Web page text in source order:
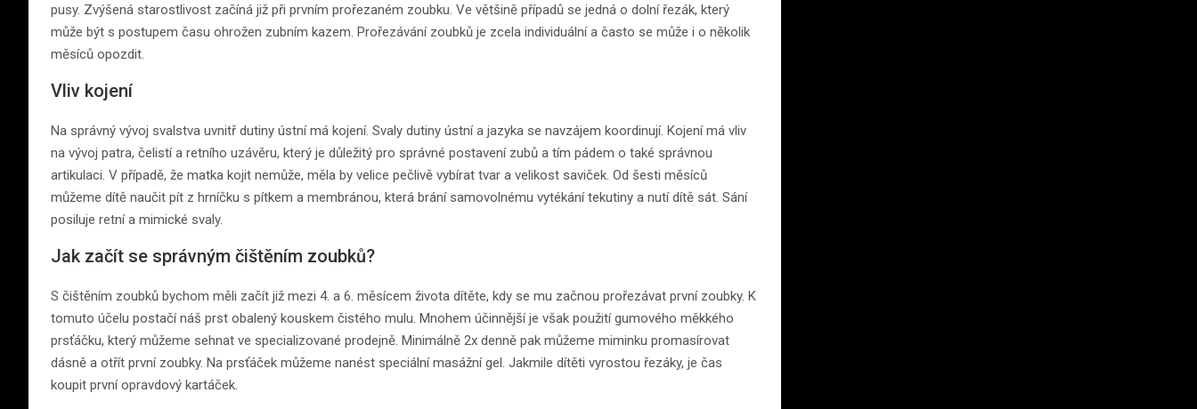
pusy. Zvýšená starostlivost začíná již při prvním prořezaném zoubku. Ve většině případů se jedná o dolní řezák, který
může být s postupem času ohrožen zubním kazem. Prořezávání zoubků je zcela individuální a často se může i o několik
měsíců opozdit.
Vliv kojení
Na správný vývoj svalstva uvnitř dutiny ústní má kojení. Svaly dutiny ústní a jazyka se navzájem koordinují. Kojení má vliv
na vývoj patra, čelistí a retního uzávěru, který je důležitý pro správné postavení zubů a tím pádem o také správnou
artikulaci. V případě, že matka kojit nemůže, měla by velice pečlivě vybírat tvar a velikost saviček. Od šesti měsíců
můžeme dítě naučit pít z hrníčku s pítkem a membránou, která brání samovolnému vytékání tekutiny a nutí dítě sát. Sání
posiluje retní a mimické svaly.
Jak začít se správným čištěním zoubků?
S čištěním zoubků bychom měli začít již mezi 4. a 6. měsícem života dítěte, kdy se mu začnou prořezávat první zoubky. K
tomuto účelu postačí náš prst obalený kouskem čistého mulu. Mnohem účinnější je však použití gumového měkkého
prsťáčku, který můžeme sehnat ve specializované prodejně. Minimálně 2x denně pak můžeme miminku promasírovat
dásně a otřít první zoubky. Na prsťáček můžeme nanést speciální masážní gel. Jakmile dítěti vyrostou řezáky, je čas
koupit první opravdový kartáček.